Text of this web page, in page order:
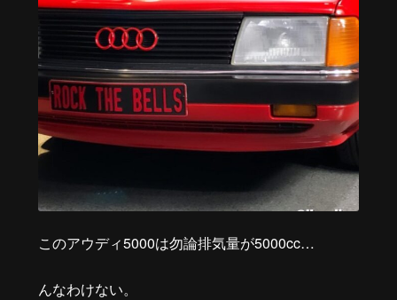
このアウディ5000は勿論排気量が5000cc…
んなわけない。